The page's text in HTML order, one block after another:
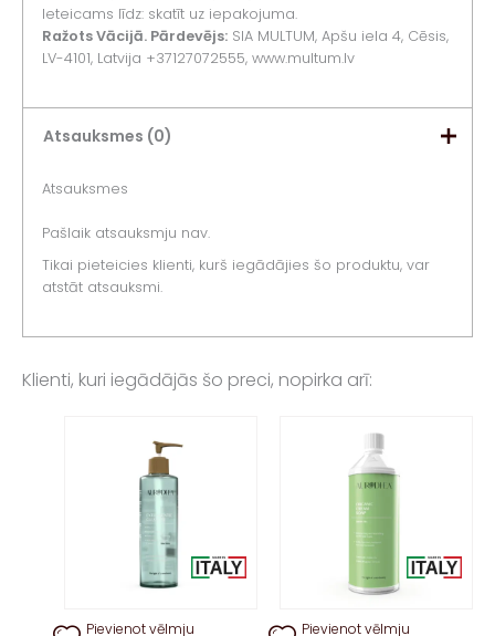
Ieteicams līdz: skatīt uz iepakojuma.
Ražots Vācijā. Pārdevējs:SIA MULTUM, Apšu iela 4, Cēsis,
LV-4101, Latvija +37127072555, www.multum.lv
Atsauksmes (0)
Atsauksmes
Pašlaik atsauksmju nav.
Tikai pieteicies klienti, kurš iegādājies šo produktu, var
atstāt atsauksmi.
Klienti, kuri iegādājās šo preci, nopirka arī:
Pievienot vēlmju
Pievienot vēlmju